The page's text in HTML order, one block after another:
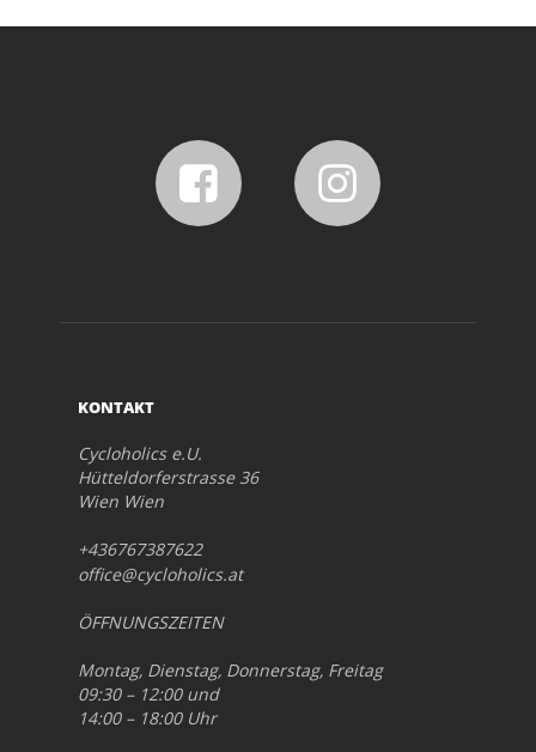
KONTAKT
Cycloholics e.U.
Hütteldorferstrasse 36
Wien Wien
+436767387622
office@cycloholics.at
ÖFFNUNGSZEITEN
Montag, Dienstag, Donnerstag, Freitag
09:30 – 12:00 und
14:00 – 18:00 Uhr